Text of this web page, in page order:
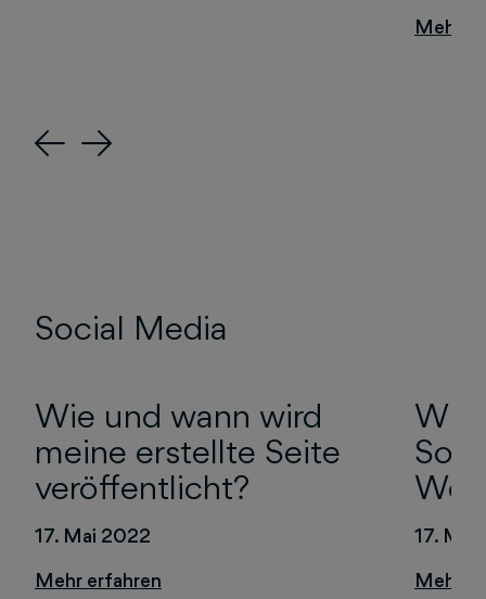
Previous
Next
Social Media
Wie und wann wird
meine erstellte Seite
veröffentlicht?
17. Mai 2022
Wie
17. Mai